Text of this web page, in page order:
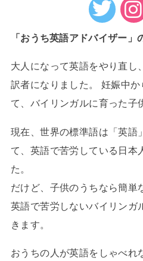
「おうち英語アドバイザー」
大人になって英語をやり直し
訳者になりました。 妊娠中
て、バイリンガルに育った子
現在、世界の標準語は「英語
て、英語で苦労している日本
た。
だけど、子供のうちなら簡単
英語で苦労しないバイリンガ
きます。
おうちの人が英語をしゃべれ